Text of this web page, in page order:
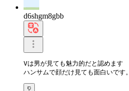
d6shgm8gbb
Vは男が見ても魅力的だと認めます
ハンサムで顔だけ見ても面白いです。